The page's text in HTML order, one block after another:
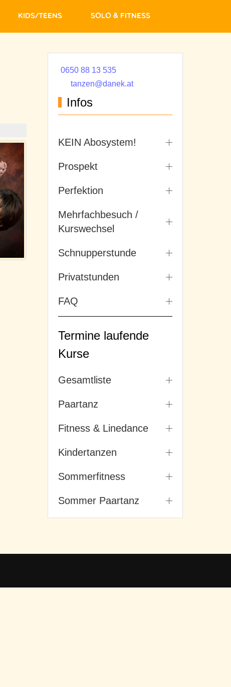
Kids/Teens Solo & Fitness
0650 88 13 535
tanzen@danek.at
Infos
KEIN Abosystem!
Prospekt
Perfektion
Mehrfachbesuch /
Kurswechsel
Schnupperstunde
Privatstunden
FAQ
Termine laufende
Kurse
Gesamtliste
Paartanz
Fitness & Linedance
Kindertanzen
Sommerfitness
Sommer Paartanz